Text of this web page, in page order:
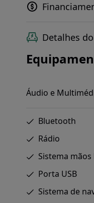
Detalhes
Áudio e
Bluetooth
Rádio
Sistema mãos
Porta USB
Sistema de